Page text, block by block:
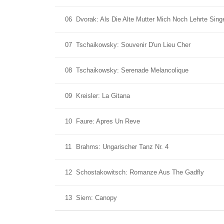
06 Dvorak: Als Die Alte Mutter Mich Noch Lehrte
07 Tschaikowsky: Souvenir D'un Lieu Cher
08 Tschaikowsky: Serenade Melancolique
09 Kreisler: La Gitana
10 Faure: Apres Un Reve
11 Brahms: Ungarischer Tanz Nr. 4
12 Schostakowitsch: Romanze Aus The Gadfly
13 Siem: Canopy